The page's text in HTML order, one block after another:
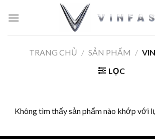
TRANG CHỦ / SẢN PHẨM /
LỌC
Không tìm thấy sản phẩm nào khớp với